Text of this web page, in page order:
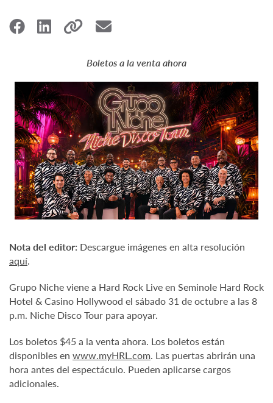
Boletos a la venta ahora
Nota del editor: Descargue imágenes en alta resolución
aquí.
Grupo Niche viene a Hard Rock Live en Seminole Hard Rock
Hotel & Casino Hollywood el sábado 31 de octubre a las 8
p.m. Niche Disco Tour para apoyar.
Los boletos $45 a la venta ahora. Los boletos están
disponibles en www.myHRL.com. Las puertas abrirán una
hora antes del espectáculo. Pueden aplicarse cargos
adicionales.